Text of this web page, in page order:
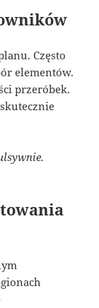
Często
elementów.
przeróbek.